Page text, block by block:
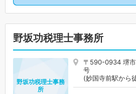
野坂功税理士事務所
〒590-0934 堺市
号
(妙国寺前駅から
野坂功税理士事務
所